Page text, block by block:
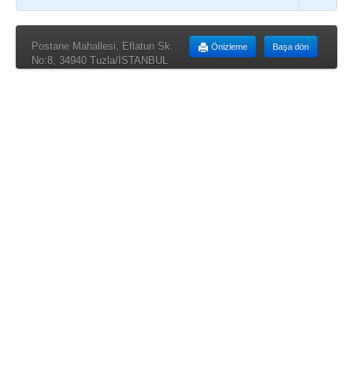
Başa dön
Önizleme
Postane Mahallesi, Eflatun Sk.
No:8, 34940 Tuzla/İSTANBUL